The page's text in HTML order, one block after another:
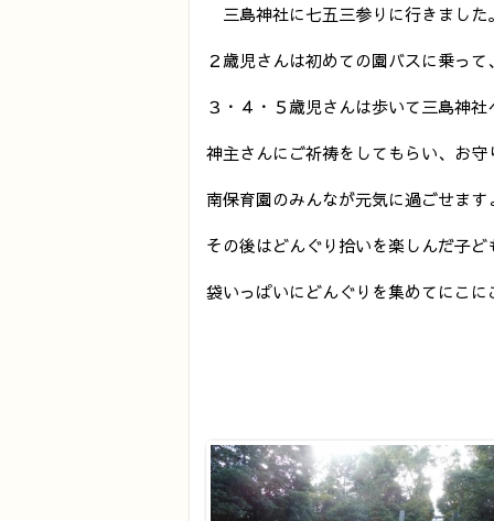
三島神社に七五三参りに行きました
２歳児さんは初めての園バスに乗って
３・４・５歳児さんは歩いて三島神
神主さんにご祈祷をしてもらい、お
南保育園のみんなが元気に過ごせま
その後はどんぐり拾いを楽しんだ子ど
袋いっぱいにどんぐりを集めてにこ